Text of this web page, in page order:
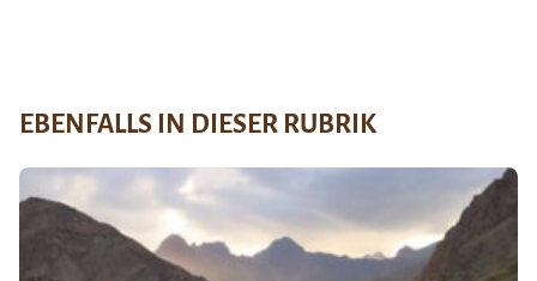
EBENFALLS IN DIESER RUBRIK